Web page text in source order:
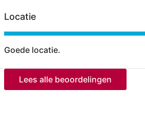
Locatie
Goede locatie.
Lees alle beoordelingen